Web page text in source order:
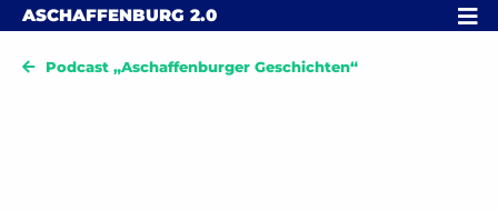
Skip to content
ASCHAFFENBURG 2.0 MENÜ
Podcast „Aschaffenburger Geschichten“